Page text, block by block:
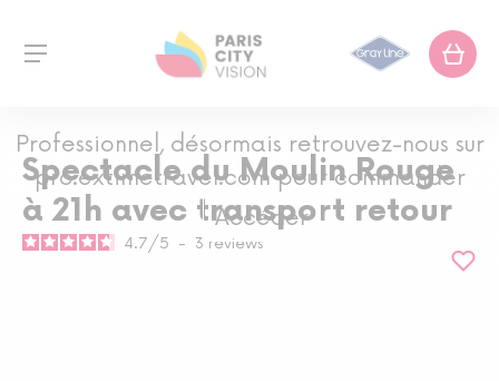
Professionnel, désormais retrouvez-nous sur
pro.extimetravel.com pour commander
Accéder
Spectacle du Moulin Rouge
à 21h avec transport retour
4.7/5 - 3 reviews